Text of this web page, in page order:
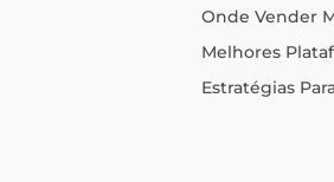
Onde Vender
Melhores
Estratégias